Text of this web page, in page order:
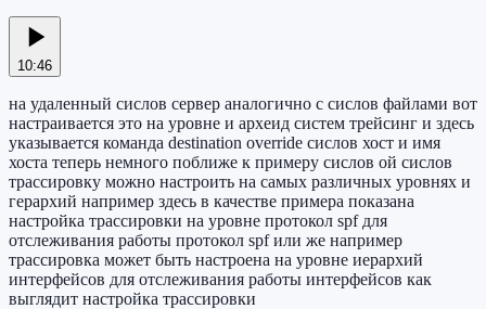
10:46
на удаленный сислов сервер аналогично с сислов файлами вот
настраивается это на уровне и археид систем трейсинг и здесь
указывается команда destination override сислов хост и имя
хоста теперь немного поближе к примеру сислов ой сислов
трассировку можно настроить на самых различных уровнях и
герархий например здесь в качестве примера показана
настройка трассировки на уровне протокол spf для
отслеживания работы протокол spf или же например
трассировка может быть настроена на уровне иерархий
интерфейсов для отслеживания работы интерфейсов как
выглядит настройка трассировки